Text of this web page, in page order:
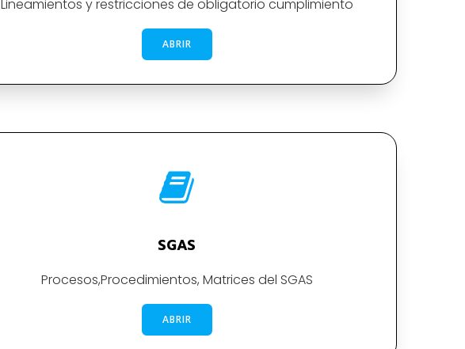
Lineamientos y restricciones de obligatorio cumplimiento
ABRIR
SGAS
Procesos,Procedimientos, Matrices del SGAS
ABRIR